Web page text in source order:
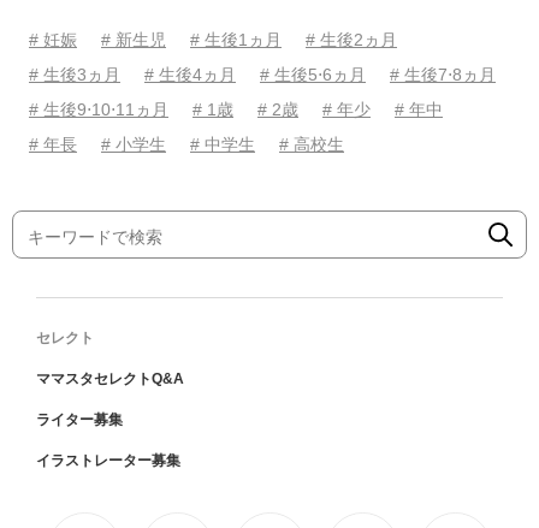
# 妊娠 # 新生児 # 生後1ヵ月
# 生後2ヵ月
# 生後3ヵ月
# 生後4ヵ月 # 生後5⋅6ヵ月
# 生後7⋅8ヵ月
# 生後9⋅10⋅11ヵ月
# 1歳 # 2歳 # 年少
# 年中
# 年長
# 小学生 # 中学生 # 高校生
セレクト
ママスタセレクトQ&A
ライター募集
イラストレーター募集